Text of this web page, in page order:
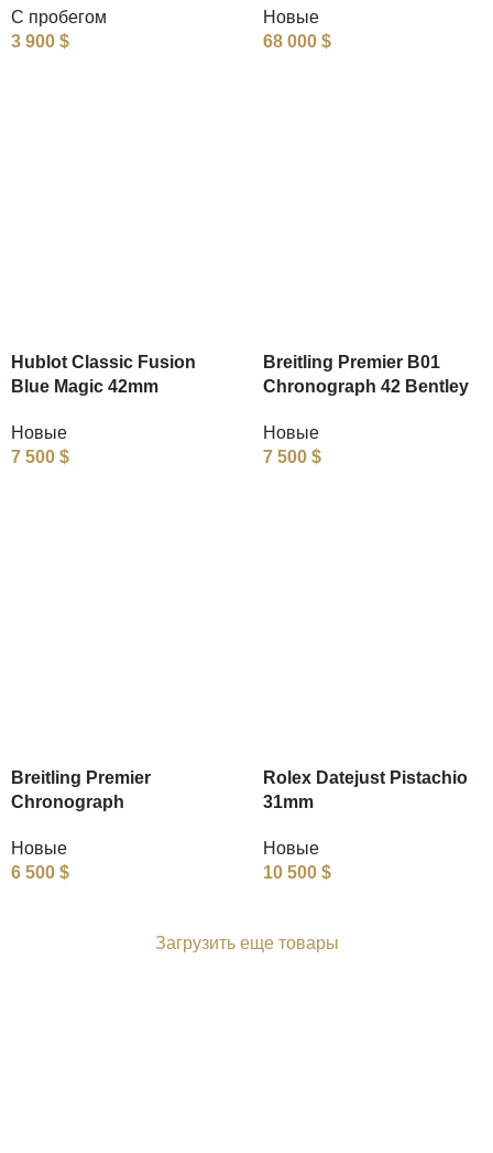
С пробегом
3 900 $
Новые
68 000 $
Hublot Classic Fusion
Blue Magic 42mm
Новые
7 500 $
Breitling Premier B01
Chronograph 42 Bentley
Новые
7 500 $
Breitling Premier
Chronograph
Новые
6 500 $
Rolex Datejust Pistachio
31mm
Новые
10 500 $
Загрузить еще товары